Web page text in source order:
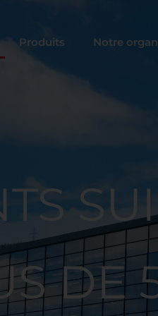
Produits Notre
DE